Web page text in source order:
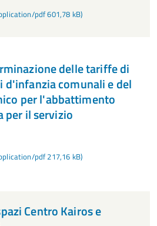
pdf 601,78 kB)
delle tariffe di
d'infanzia comunali e del
per l'abbattimento
per il servizio
pdf 217,16 kB)
Centro Kairos e